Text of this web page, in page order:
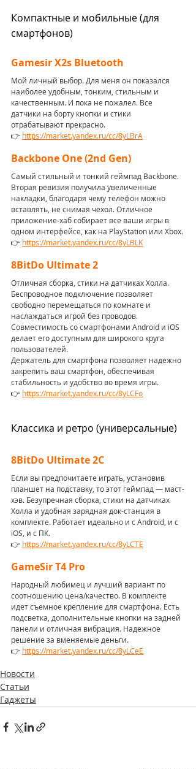
Компактные и мобильные (для
смартфонов)
Gamesir X2s Bluetooth
Мой личный выбор. Для меня он показался
наиболее удобным, тонким, стильным и
качественным. И пока не пожалел. Все
датчики на борту кнопки и стики
отрабатывают прекрасно.
👉 https://market.yandex.ru/cc/8yLBrA
Backbone One (2nd Gen)
Самый стильный и тонкий геймпад Backbone.
Вторая ревизия получила увеличенные
накладки, благодаря чему телефон можно
вставлять, не снимая чехол. Отличное
приложение-хаб собирает все ваши игры в
одном интерфейсе, как на PlayStation или Xbox.
👉 https://market.yandex.ru/cc/8yLBLK
8BitDo Ultimate 2
Отличная сборка, стики на датчиках Холла.
Беспроводное подключение позволяет
свободно перемещаться по комнате и
наслаждаться игрой без проводов.
Совместимость со смартфонами Android и iOS
делает его доступным для широкого круга
пользователей.
Держатель для смартфона позволяет надежно
закрепить ваш смартфон, обеспечивая
стабильность и удобство во время игры.
👉 https://market.yandex.ru/cc/8yLCFo
Классика и ретро (универсальные)
8BitDo Ultimate 2C
Если вы предпочитаете играть, установив
планшет на подставку, то этот геймпад — маст-
хэв. Безупречная сборка, стики на датчиках
Холла и удобная зарядная док-станция в
комплекте. Работает идеально и с Android, и с
iOS, и с ПК.
👉 https://market.yandex.ru/cc/8yLCTE
GameSir T4 Pro
Народный любимец и лучший вариант по
соотношению цена/качество. В комплекте
идет съемное крепление для смартфона. Есть
подсветка, дополнительные кнопки на задней
панели и отличная вибрация. Надежное
решение за вменяемые деньги.
👉 https://market.yandex.ru/cc/8yLCeE
Новости
Статьи
Гаджеты